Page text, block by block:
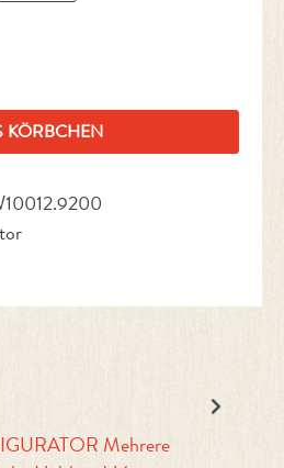
den gewünschten Wert
KÖRBCHEN
Mehrere